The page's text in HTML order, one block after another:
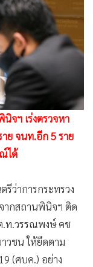
จฯ เร่งตรวจหา
าย จนท.อีก 5 ราย
ได้
ว่าการกระทรวง
จากสถานพินิจฯ ติด
.ท.วรรณพงษ์ คช
วชน ให้ยึดตาม
(ศบค.) อย่าง